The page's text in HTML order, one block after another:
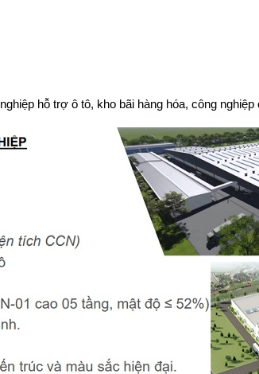
hỗ trợ ô tô, kho bãi hàng hóa, công nghiệp